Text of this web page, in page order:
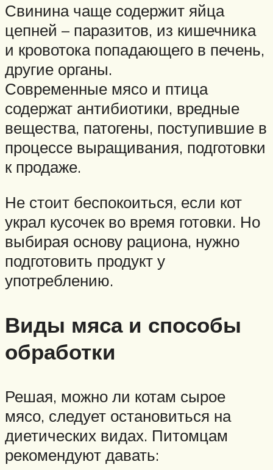
Свинина чаще содержит яйца
цепней – паразитов, из кишечника
и кровотока попадающего в печень,
другие органы.
Современные мясо и птица
содержат антибиотики, вредные
вещества, патогены, поступившие в
процессе выращивания, подготовки
к продаже.
Не стоит беспокоиться, если кот
украл кусочек во время готовки. Но
выбирая основу рациона, нужно
подготовить продукт у
употреблению.
Виды мяса и способы
обработки
Решая, можно ли котам сырое
мясо, следует остановиться на
диетических видах. Питомцам
рекомендуют давать: